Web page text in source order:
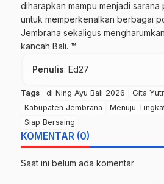
diharapkan mampu menjadi
untuk memperkenalkan berbagai
Jembrana sekaligus
kancah Bali. ™
Penulis: Ed27
Tags di Ning Ayu Bali 2026
Gita
Kabupaten Jembrana
Menuju
Siap Bersaing
KOMENTAR (0)
Saat ini belum ada komentar